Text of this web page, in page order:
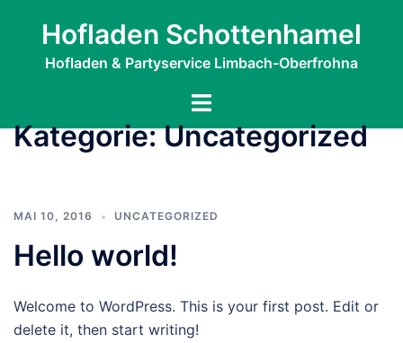
springen
Hofladen Schottenhamel
Hofladen & Partyservice Limbach-Oberfrohna
Menü
Kategorie:Uncategorized
MAI 10, 2016 UNCATEGORIZED
Hello world!
Welcome to WordPress. This is your first post. Edit or
delete it, then start writing!